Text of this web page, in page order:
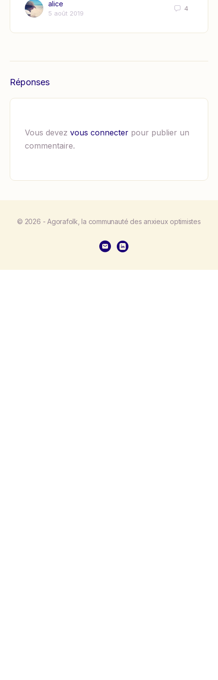
alice
5 août 2019
4
Réponses
Vous devez vous connecter pour publier un
commentaire.
© 2026 - Agorafolk, la communauté des anxieux optimistes